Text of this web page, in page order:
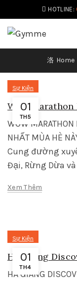
HOTLINE:
Home
01
TH5
Sự Kiện
Wow
WOW
NHẤT MÙA HÈ
Cung đường
Đại, Rừng Dừa
Xem Thêm
01
TH4
Sự Kiện
Ha Giang
HÀ GIANG